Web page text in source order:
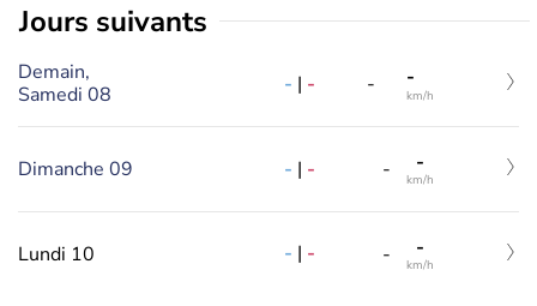
jours suivants
Demain,
Samedi 08
- | - - -
km/h
Dimanche 09 - | - - -
km/h
Lundi 10 - | - - -
km/h